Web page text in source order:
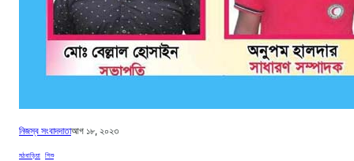
নিজস্ব সংবাদদাতাআগ ১৮, ২০২৩
মঠবাড়িয়া শিশু